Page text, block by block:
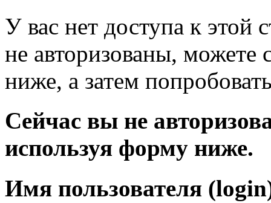
У вас нет доступа к
не авторизованы, можете
ниже, а затем
Сейчас вы не
используя форму ниже.
Имя пользователя